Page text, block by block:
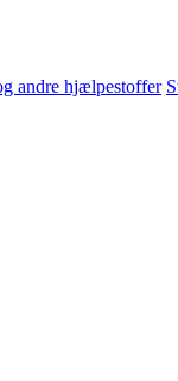
andre hjælpestoffer